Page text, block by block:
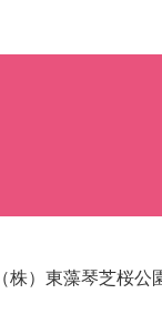
（株）東藻琴芝桜公